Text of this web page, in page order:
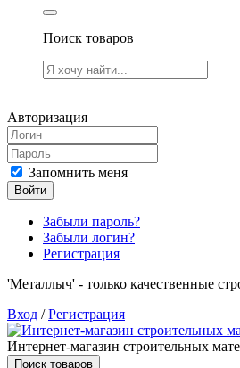
Поиск товаров
Авторизация
Запомнить меня
Войти
Забыли пароль?
Забыли логин?
Регистрация
'Металлыч' - только качественные
Вход /Регистрация
Интернет-магазин строительных
Поиск товаров